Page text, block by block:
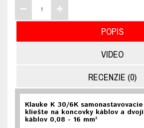
POPIS
VIDEO
RECENZIE (0)
Klauke K 30/6K
kliešte na koncovky káblov a
káblov 0,08 - 16 mm²